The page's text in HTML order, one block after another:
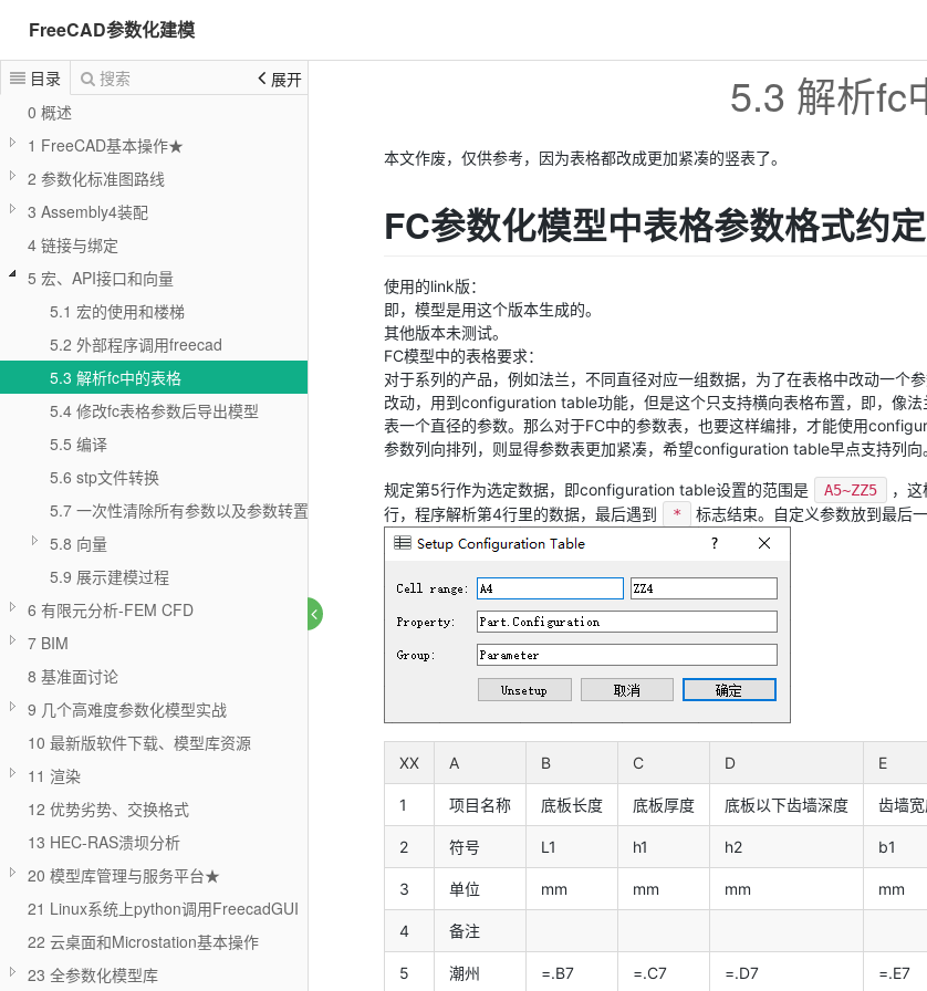
FreeCAD参数化建模
目录 搜索
展开
0 概述
1 FreeCAD基本操作★
2 参数化标准图路线
3 Assembly4装配
4 链接与绑定
5 宏、API接口和向量
5.1 宏的使用和楼梯
5.2 外部程序调用freecad
5.3 解析fc中的表格
5.4 修改fc表格参数后导出模型
5.5 编译
5.6 stp文件转换
5.7 一次性清除所有参数以及参数转置
5.8 向量
5.9 展示建模过程
6 有限元分析-FEM CFD
7 BIM
8 基准面讨论
9 几个高难度参数化模型实战
10 最新版软件下载、模型库资源
11 渲染
12 优势劣势、交换格式
13 HEC-RAS溃坝分析
20 模型库管理与服务平台★
21 Linux系统上python调用FreecadGUI
22 云桌面和Microstation基本操作
23 全参数化模型库
5.3 解析fc
本文作废，仅供参考，因为表格都改成更加紧凑的竖表了。
FC参数化模型中表格参数格式约定
使用的link版：
即，模型是用这个版本生成的。
其他版本未测试。
FC模型中的表格要求：
对于系列的产品，例如法兰，不同直径对应一组数据，为了在表格中改动一个
改动，用到configuration table功能，但是这个只支持横向表格布置，即，像
表一个直径的参数。那么对于FC中的参数表，也要这样编排，才能使用
参数列向排列，则显得参数表更加紧凑，希望configuration table早点支持列向
规定第5行作为选定数据，即configuration table设置的范围是 A5~ZZ5
，
行，程序解析第4行里的数据，最后遇到
* 标志结束。自定义参数放到最后一
XX A B C D E
1 项目名称 底板长度 底板厚度 底板以下齿墙深度 齿墙
2 符号 L1 h1 h2 b1
3 单位 mm mm mm mm
4 备注
5 潮州 =.B7 =.C7 =.D7 =.E7